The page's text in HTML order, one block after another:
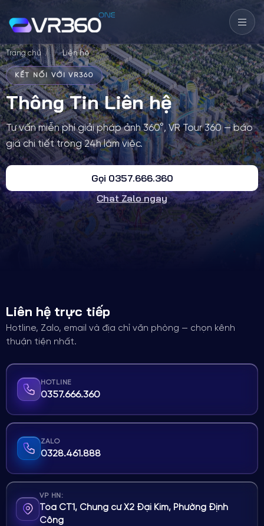
Trang chủ Liên hệ
KẾT NỐI VỚI VR360
Thông Tin Liên hệ
Tư vấn miễn phí giải pháp ảnh 360°, VR Tour 360 — báo
giá chi tiết trong 24h làm việc.
Gọi 0357.666.360
Chat Zalo ngay
Liên hệ trực tiếp
Hotline, Zalo, email và địa chỉ văn phòng — chọn kênh
thuận tiện nhất.
HOTLINE
0357.666.360
ZALO
0328.461.888
VP HN:
Tòa CT1, Chung cư X2 Đại Kim, Phường Định
Công